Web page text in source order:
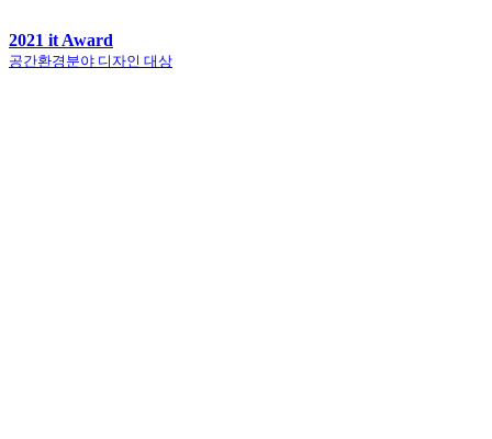
2021 it Award
공간환경분야 디자인 대상